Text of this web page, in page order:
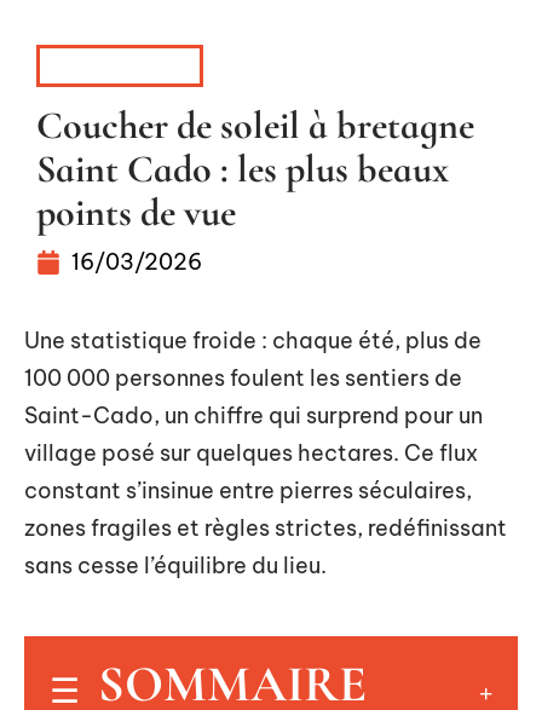
Coucher de soleil à bretagne
Saint Cado : les plus beaux
points de vue
16/03/2026
Une statistique froide : chaque été, plus de
100 000 personnes foulent les sentiers de
Saint-Cado, un chiffre qui surprend pour un
village posé sur quelques hectares. Ce flux
constant s’insinue entre pierres séculaires,
zones fragiles et règles strictes, redéfinissant
sans cesse l’équilibre du lieu.
SOMMAIRE